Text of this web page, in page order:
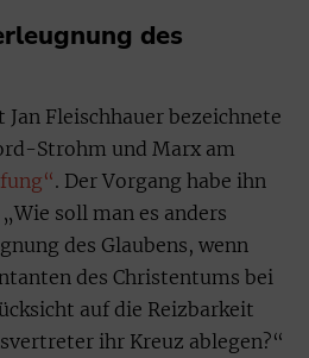
des
Fleischhauer bezeichnete
Strohm und Marx am
. Der Vorgang habe ihn
soll man es anders
des Glaubens, wenn
des Christentums bei
auf die Reizbarkeit
ihr Kreuz ablegen?“